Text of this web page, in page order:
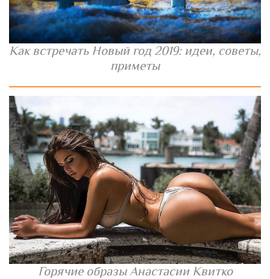
Как встречать Новый год 2019: идеи, советы,
приметы
Горячие образы Анастасии Квитко